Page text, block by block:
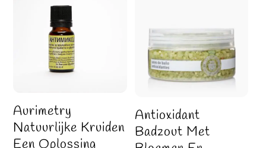
Aurimetry
Natuurlijke Kruiden
Een Oplossing
Antioxidant
Badzout Met